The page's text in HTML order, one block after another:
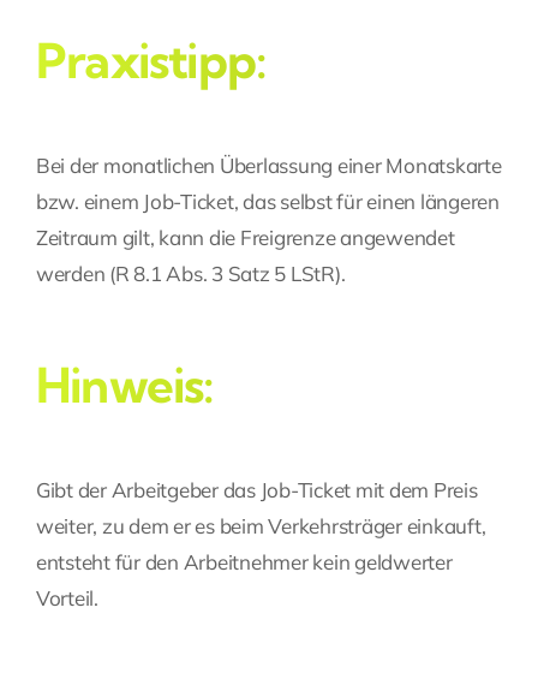
Praxistipp:
Bei der monatlichen Überlassung einer Monatskarte
bzw. einem Job-Ticket, das selbst für einen längeren
Zeitraum gilt, kann die Freigrenze angewendet
werden (R 8.1 Abs. 3 Satz 5 LStR).
Hinweis:
Gibt der Arbeitgeber das Job-Ticket mit dem Preis
weiter, zu dem er es beim Verkehrsträger einkauft,
entsteht für den Arbeitnehmer kein geldwerter
Vorteil.